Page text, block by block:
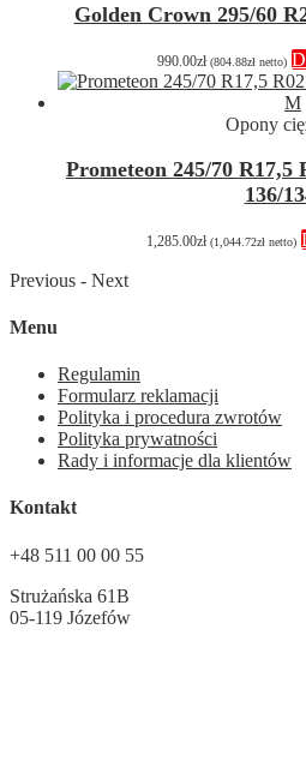
Golden Crown 295/60
990.00zł (804.88złnetto)
Opony
Prometeon 245/70
136/
1,285.00zł (1,044.72zł netto)
Previous - Next
Menu
Regulamin
Formularz reklamacji
Polityka i procedura zwrotów
Polityka prywatności
Rady i informacje dla klientów
Kontakt
+48 511 00 00 55
Strużańska 61B
05-119 Józefów